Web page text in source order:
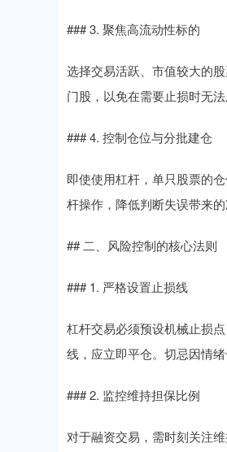
### 3. 聚焦高流动性标的
选择交易活跃、市值较大的
门股，以免在需要止损时无法
### 4. 控制仓位与分批建仓
即使使用杠杆，单只股票的
杆操作，降低判断失误带来的
## 二、风险控制的核心法则
### 1. 严格设置止损线
杠杆交易必须预设机械止损
线，应立即平仓。切忌因情绪
### 2. 监控维持担保比例
对于融资交易，需时刻关注